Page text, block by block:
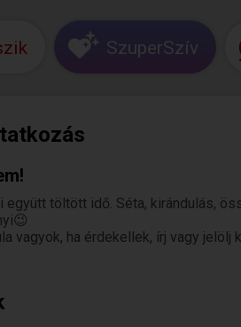
SzuperSzív
együtt töltött idő. Séta, kirándulás,
vagyok, ha érdekellek, írj vagy jelölj